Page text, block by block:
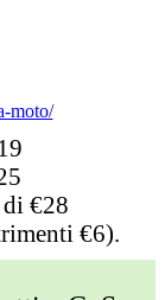
moto/
€28
€6).